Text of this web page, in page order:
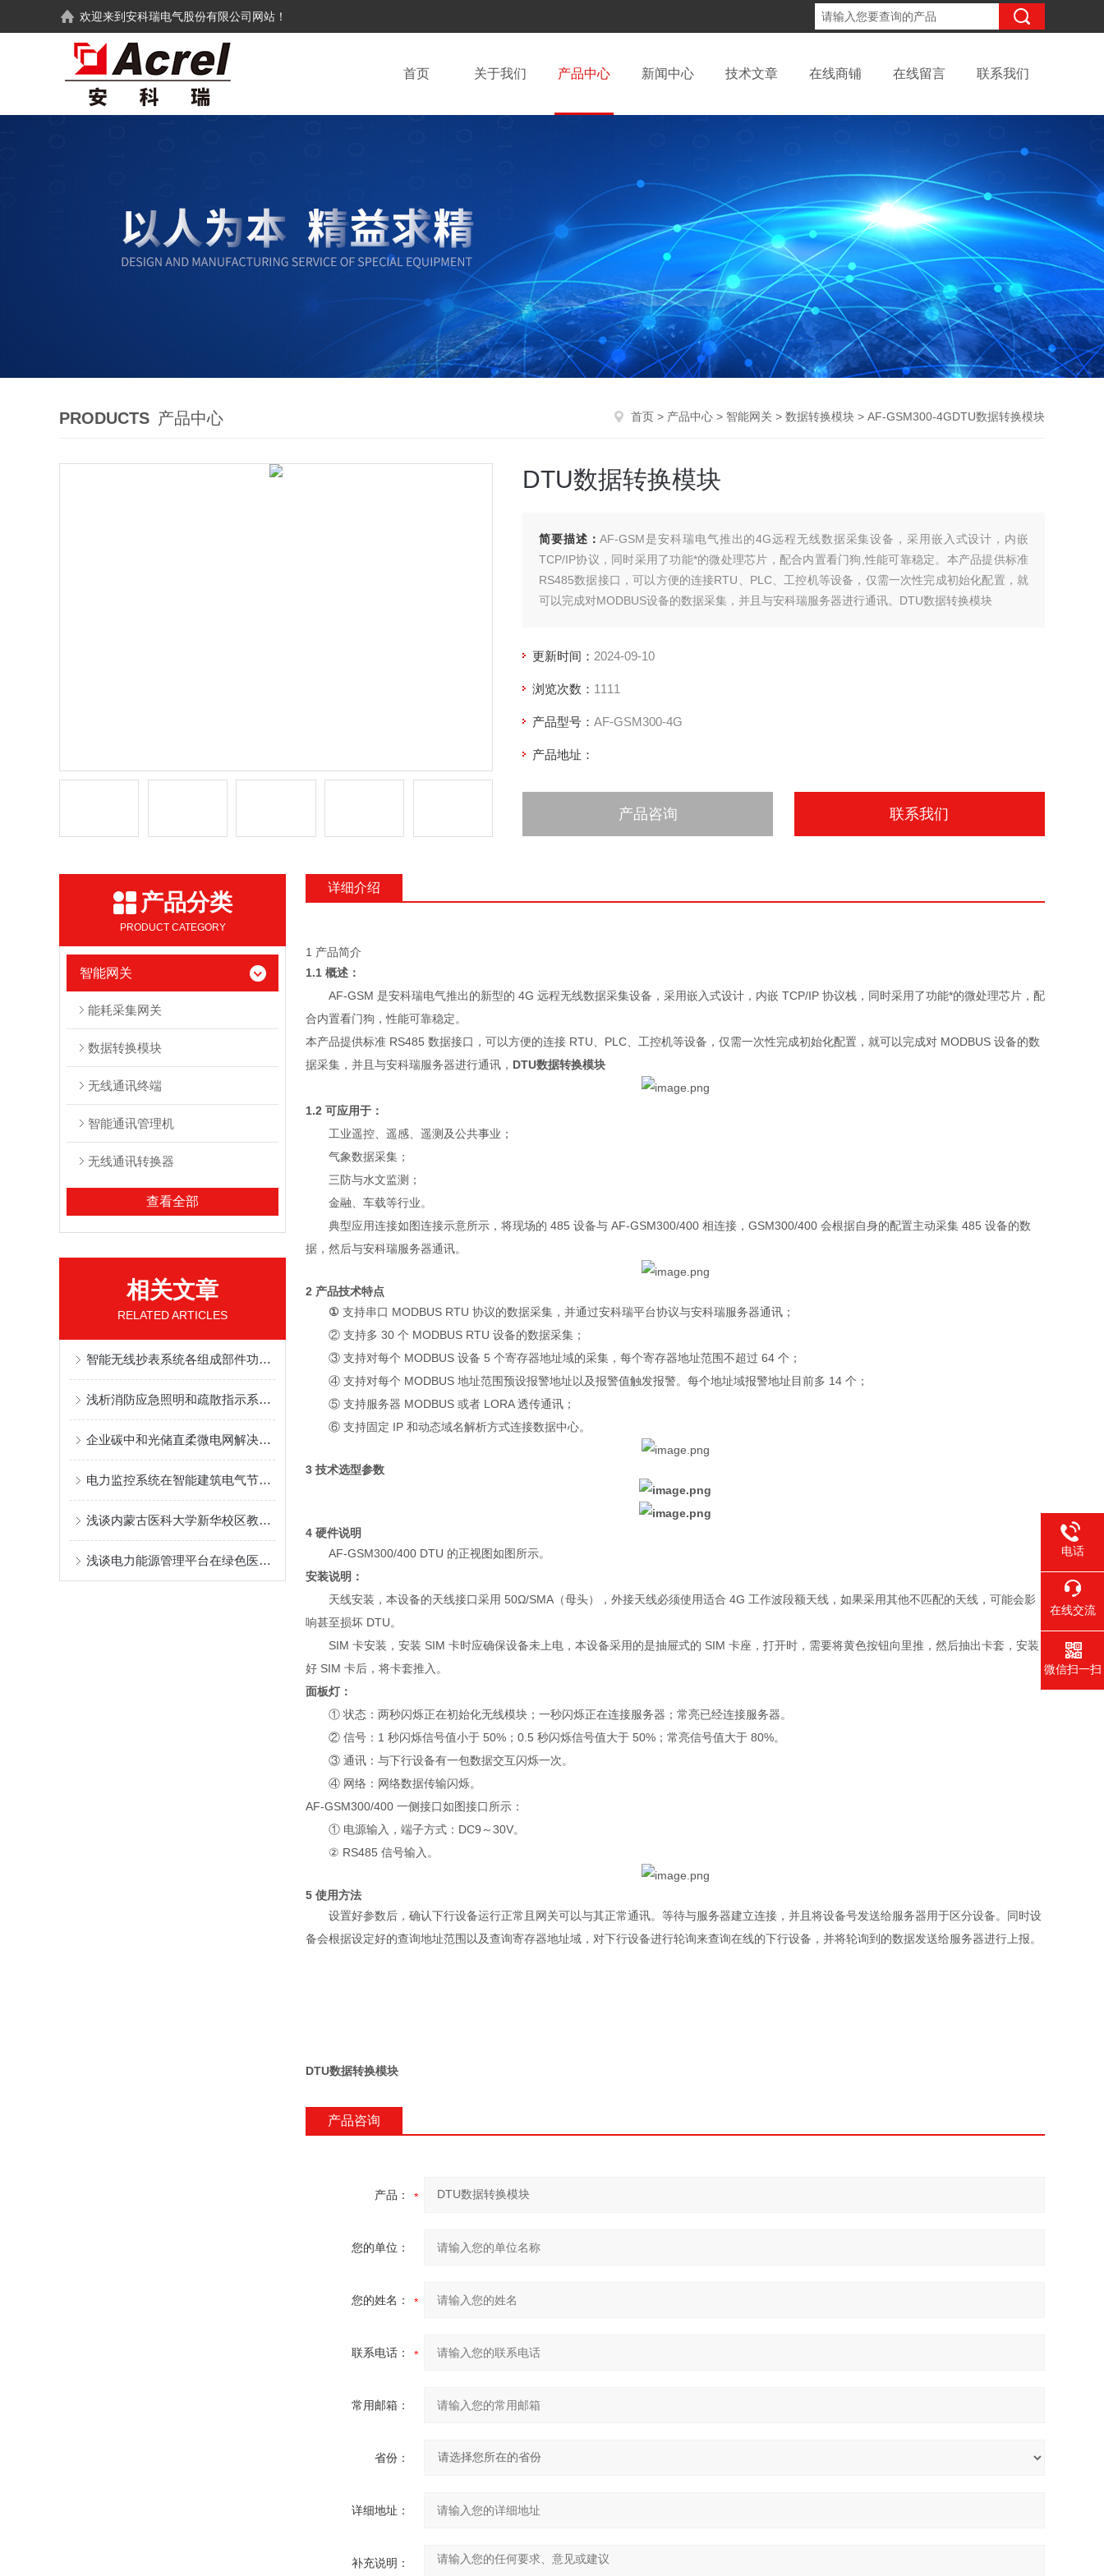
欢迎来到安科瑞电气股份有限公司 网站！
首页 关于我们 产品中心 新闻中心 技术文章 在线商铺 在线留言 联系我们
PRODUCTS 产品中心 首页 > 产品中心 > 智能网关 > 数据转换模块 > AF-GSM300-4GDTU数据转换模块
DTU数据转换模块
简要描述：AF-GSM是安科瑞电气推出的4G远程无线数据采集设备，采用嵌入式设计，内嵌
TCP/IP协议，同时采用了功能*的微处理芯片，配合内置看门狗,性能可靠稳定。本产品提供标准
RS485数据接口，可以方便的连接RTU、PLC、工控机等设备，仅需一次性完成初始化配置，就
可以完成对MODBUS设备的数据采集，并且与安科瑞服务器进行通讯。DTU数据转换模块
更新时间： 2024-09-10
浏览次数： 1111
产品型号： AF-GSM300-4G
产品地址：
产品咨询 联系我们
产品分类
PRODUCT CATEGORY
智能网关
能耗采集网关
数据转换模块
无线通讯终端
智能通讯管理机
无线通讯转换器
查看全部
相关文章
RELATED ARTICLES
智能无线抄表系统各组成部件功能特点的详细介绍
浅析消防应急照明和疏散指示系统在石化项目的应用探究
企业碳中和光储直柔微电网解决方案
电力监控系统在智能建筑电气节能中的应用
浅谈内蒙古医科大学新华校区教学实验综合楼电能管理系统的研究与应用
浅谈电力能源管理平台在绿色医院建设中的应用
详细介绍
1 产品简介
1.1 概述：
AF-GSM 是安科瑞电气推出的新型的 4G 远程无线数据采集设备，采用嵌入式设计，内嵌 TCP/IP 协议栈，同时采用了功能*的微处理芯片，配
合内置看门狗，性能可靠稳定。
本产品提供标准 RS485 数据接口，可以方便的连接 RTU、PLC、工控机等设备，仅需一次性完成初始化配置，就可以完成对 MODBUS 设备的数
据采集，并且与安科瑞服务器进行通讯， DTU数据转换模块
1.2 可应用于：
工业遥控、遥感、遥测及公共事业；
气象数据采集；
三防与水文监测；
金融、车载等行业。
典型应用连接如图连接示意所示，将现场的 485 设备与 AF-GSM300/400 相连接，GSM300/400 会根据自身的配置主动采集 485 设备的数
据，然后与安科瑞服务器通讯。
2 产品技术特点
① 支持串口 MODBUS RTU 协议的数据采集，并通过安科瑞平台协议与安科瑞服务器通讯；
② 支持多 30 个 MODBUS RTU 设备的数据采集；
③ 支持对每个 MODBUS 设备 5 个寄存器地址域的采集，每个寄存器地址范围不超过 64 个；
④ 支持对每个 MODBUS 地址范围预设报警地址以及报警值触发报警。每个地址域报警地址目前多 14 个；
⑤ 支持服务器 MODBUS 或者 LORA 透传通讯；
⑥ 支持固定 IP 和动态域名解析方式连接数据中心。
3 技术选型参数
4 硬件说明
AF-GSM300/400 DTU 的正视图如图所示。
安装说明：
天线安装，本设备的天线接口采用 50Ω/SMA（母头），外接天线必须使用适合 4G 工作波段额天线，如果采用其他不匹配的天线，可能会影
响甚至损坏 DTU。
SIM 卡安装，安装 SIM 卡时应确保设备未上电，本设备采用的是抽屉式的 SIM 卡座，打开时，需要将黄色按钮向里推，然后抽出卡套，安装
好 SIM 卡后，将卡套推入。
面板灯：
① 状态：两秒闪烁正在初始化无线模块；一秒闪烁正在连接服务器；常亮已经连接服务器。
② 信号：1 秒闪烁信号值小于 50%；0.5 秒闪烁信号值大于 50%；常亮信号值大于 80%。
③ 通讯：与下行设备有一包数据交互闪烁一次。
④ 网络：网络数据传输闪烁。
AF-GSM300/400 一侧接口如图接口所示：
① 电源输入，端子方式：DC9～30V。
② RS485 信号输入。
5 使用方法
设置好参数后，确认下行设备运行正常且网关可以与其正常通讯。等待与服务器建立连接，并且将设备号发送给服务器用于区分设备。同时设
备会根据设定好的查询地址范围以及查询寄存器地址域，对下行设备进行轮询来查询在线的下行设备，并将轮询到的数据发送给服务器进行上报。
DTU数据转换模块
产品咨询
产品：
您的单位：
您的姓名：
联系电话：
常用邮箱：
省份：
详细地址：
补充说明：
电话
在线交流
微信扫一扫